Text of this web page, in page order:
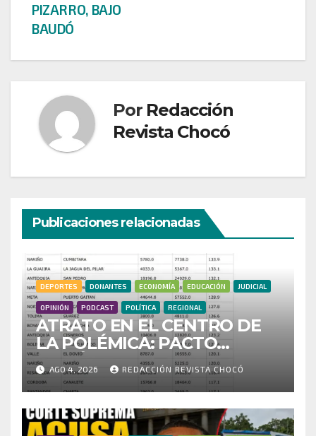
PIZARRO, BAJO
BAUDÓ
Por Redacción
Revista Chocó
Publicaciones relacionadas
DEPORTES DONANTES ECONOMÍA EDUCACIÓN JUDICIAL
OPINIÓN PODCAST POLÍTICA REGIONAL
ATRATO EN EL CENTRO DE
LA POLÉMICA: PACTO
HISTÓRICO CUESTIONA
CENSO ELECTORAL Y PIDE
INVESTIGAR PRESUNTO
FRAUDE
AGO 4, 2026 REDACCIÓN REVISTA CHOCÓ